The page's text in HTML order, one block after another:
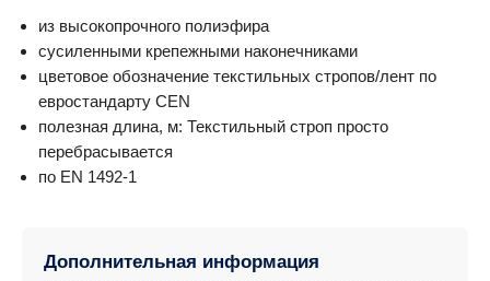
из высокопрочного полиэфира
сусиленными крепежными наконечниками
цветовое обозначение текстильных стропов/лент по
евростандарту CEN
полезная длина, м: Текстильный строп просто
перебрасывается
по EN 1492-1
Дополнительная информация